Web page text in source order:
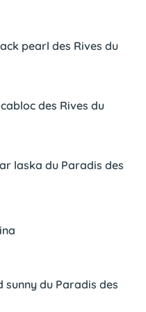
pearl des Rives du
des Rives du
laska du Paradis des
sunny du Paradis des